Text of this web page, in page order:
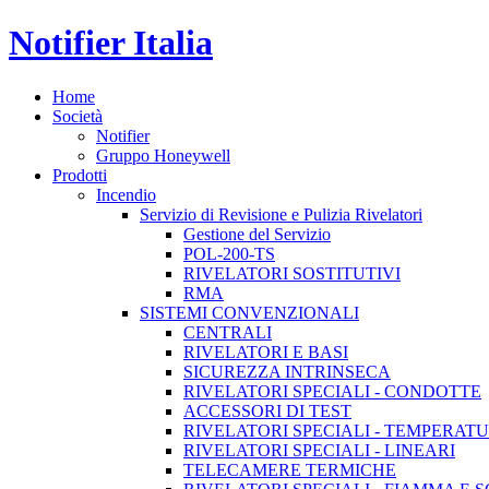
Notifier Italia
Home
Società
Notifier
Gruppo Honeywell
Prodotti
Incendio
Servizio di Revisione e Pulizia Rivelatori
Gestione del Servizio
POL-200-TS
RIVELATORI SOSTITUTIVI
RMA
SISTEMI CONVENZIONALI
CENTRALI
RIVELATORI E BASI
SICUREZZA INTRINSECA
RIVELATORI SPECIALI - CONDOTTE
ACCESSORI DI TEST
RIVELATORI SPECIALI -
RIVELATORI SPECIALI - LINEARI
TELECAMERE TERMICHE